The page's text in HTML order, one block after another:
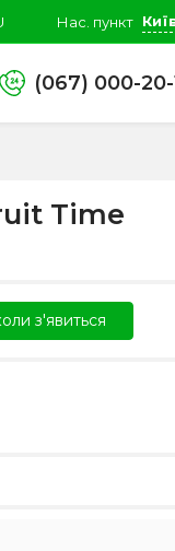
Нас. пункт
(067) 000-20-
Time
з'явиться